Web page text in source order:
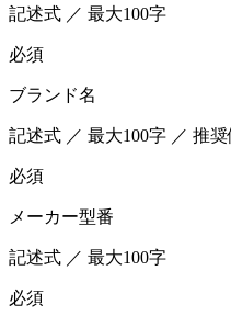
記述式 ／ 最大100字
必須
ブランド名
記述式 ／ 最大100字 ／ 推奨
必須
メーカー型番
記述式 ／ 最大100字
必須